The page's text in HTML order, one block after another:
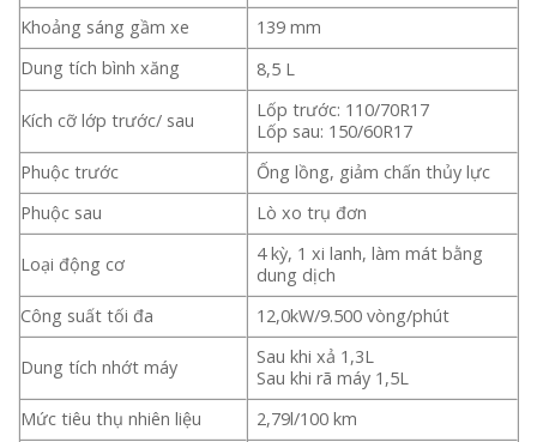
Khoảng sáng gầm xe
139 mm
Dung tích bình xăng
8,5 L
Kích cỡ lớp trước/ sau
Lốp trước: 110/70R17
Lốp sau: 150/60R17
Phuộc trước
Ống lồng, giảm chấn thủy lực
Phuộc sau
Lò xo trụ đơn
Loại động cơ
4 kỳ, 1 xi lanh, làm mát bằng
dung dịch
Công suất tối đa
12,0kW/9.500 vòng/phút
Dung tích nhớt máy
Sau khi xả 1,3L
Sau khi rã máy 1,5L
Mức tiêu thụ nhiên liệu
2,79l/100 km